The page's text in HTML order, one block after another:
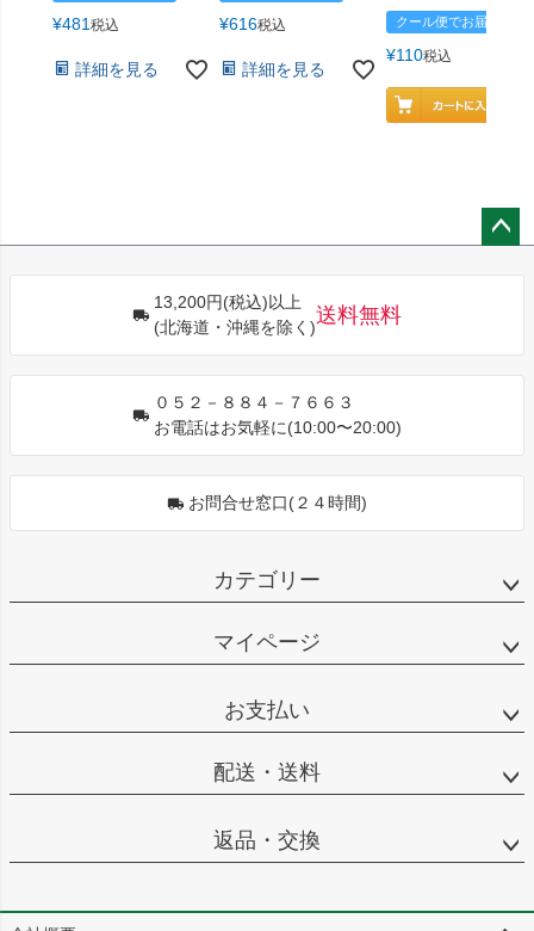
¥481 税込
詳細を見る
¥616税込
詳細を見る
クール便でお届け
¥110税込
13,200円(税込)以上
(北海道・沖縄を除く)
送料無料
０５２－８８４－７６６３
お電話はお気軽に(10:00〜20:00)
お問合せ窓口(２４時間)
カテゴリー
マイページ
お支払い
配送・送料
返品・交換